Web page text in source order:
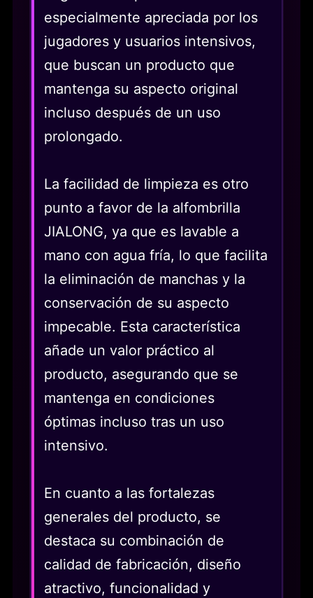
especialmente apreciada por los
jugadores y usuarios intensivos,
que buscan un producto que
mantenga su aspecto original
incluso después de un uso
prolongado.
La facilidad de limpieza es otro
punto a favor de la alfombrilla
JIALONG, ya que es lavable a
mano con agua fría, lo que facilita
la eliminación de manchas y la
conservación de su aspecto
impecable. Esta característica
añade un valor práctico al
producto, asegurando que se
mantenga en condiciones
óptimas incluso tras un uso
intensivo.
En cuanto a las fortalezas
generales del producto, se
destaca su combinación de
calidad de fabricación, diseño
atractivo, funcionalidad y